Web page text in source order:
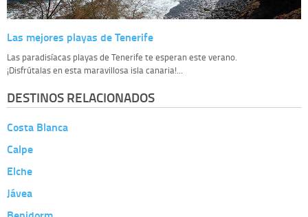
Las mejores playas de Tenerife
Las paradisíacas playas de Tenerife te esperan este verano.
¡Disfrútalas en esta maravillosa isla canaria!...
DESTINOS RELACIONADOS
Costa Blanca
Calpe
Elche
Jávea